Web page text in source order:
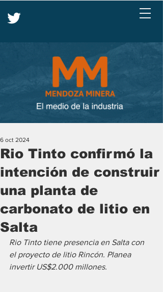
Rio Tinto confirmó la
intención de construir
una planta de
carbonato de litio en
Salta
6 oct 2024
Rio Tinto tiene presencia en Salta con
el proyecto de litio Rincón. Planea
invertir US$2.000 millones.